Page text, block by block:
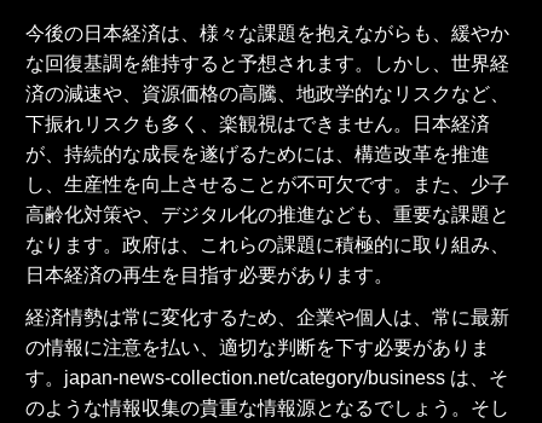
今後の日本経済は、様々な課題を抱えながらも、緩やか
な回復基調を維持すると予想されます。しかし、世界経
済の減速や、資源価格の高騰、地政学的なリスクなど、
下振れリスクも多く、楽観視はできません。日本経済
が、持続的な成長を遂げるためには、構造改革を推進
し、生産性を向上させることが不可欠です。また、少子
高齢化対策や、デジタル化の推進なども、重要な課題と
なります。政府は、これらの課題に積極的に取り組み、
日本経済の再生を目指す必要があります。
経済情勢は常に変化するため、企業や個人は、常に最新
の情報に注意を払い、適切な判断を下す必要がありま
す。japan-news-collection.net/category/business は、そ
のような情報収集の貴重な情報源となるでしょう。そし